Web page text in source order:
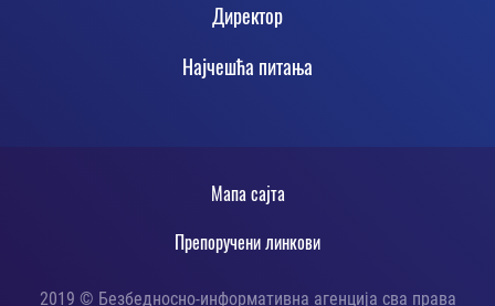
Директор
Најчешћа питања
Мапа сајта
Препоручени линкови
2019 © Безбедносно-информативна агенција сва права